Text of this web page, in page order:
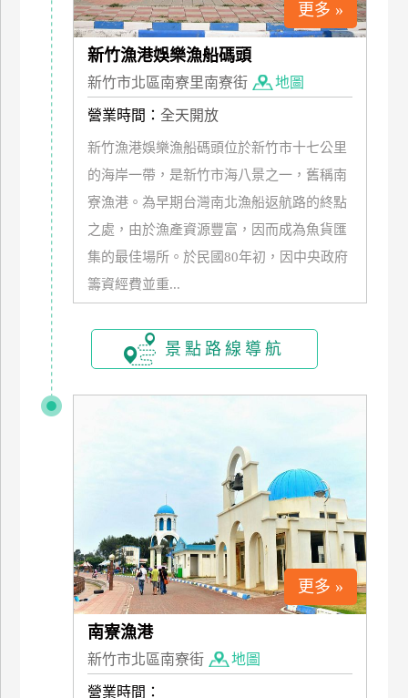
更多 »
新竹漁港娛樂漁船碼頭
新竹市北區南寮里南寮街 地圖
營業時間： 全天開放
新竹漁港娛樂漁船碼頭位於新竹市十七公里
的海岸一帶，是新竹市海八景之一，舊稱南
寮漁港。為早期台灣南北漁船返航路的終點
之處，由於漁產資源豐富，因而成為魚貨匯
集的最佳場所。於民國80年初，因中央政府
籌資經費並重...
景點路線導航
更多 »
南寮漁港
新竹市北區南寮街 地圖
營業時間：